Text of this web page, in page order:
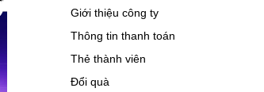
Giới thiệu công ty
Thông tin thanh toán
Thẻ thành viên
Đổi quà